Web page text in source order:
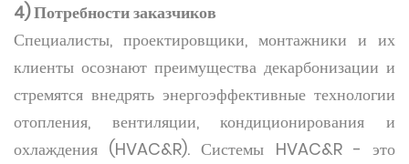
4) Потребности заказчиков
Специалисты, проектировщики, монтажники и их
клиенты осознают преимущества декарбонизации и
стремятся внедрять энергоэффективные технологии
отопления, вентиляции, кондиционирования и
охлаждения (HVAC&R). Системы HVAC&R - это